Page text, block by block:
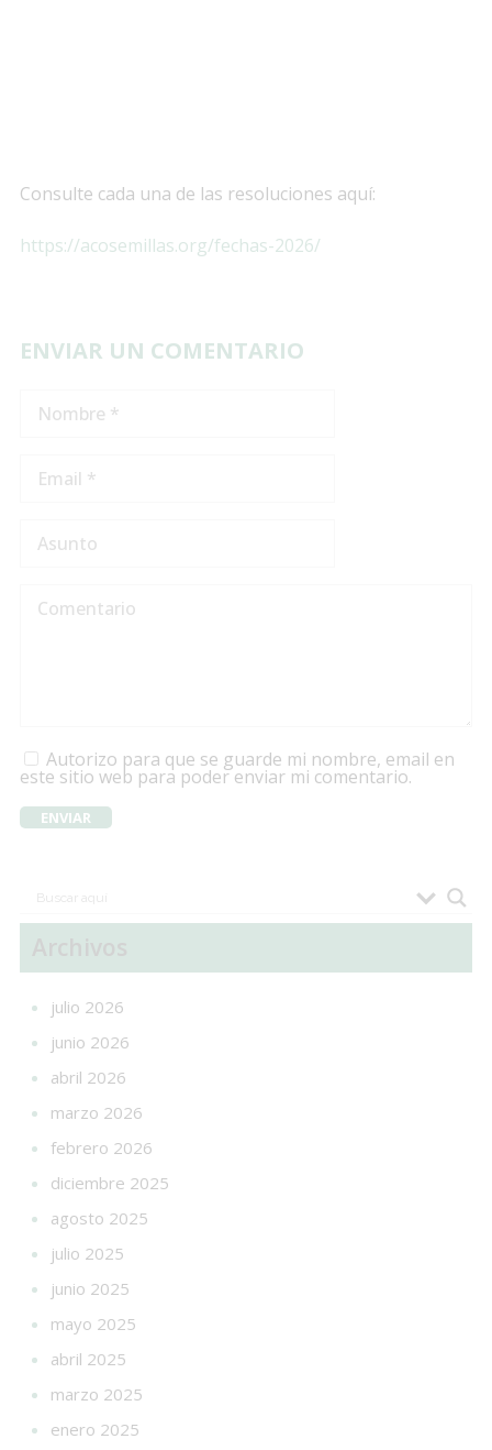
Consulte cada una de las resoluciones aquí:
https://acosemillas.org/fechas-2026/
ENVIAR UN COMENTARIO
Autorizo para que se guarde mi nombre, email en
este sitio web para poder enviar mi comentario.
julio 2026
junio 2026
abril 2026
marzo 2026
febrero 2026
diciembre 2025
agosto 2025
julio 2025
junio 2025
mayo 2025
abril 2025
marzo 2025
enero 2025